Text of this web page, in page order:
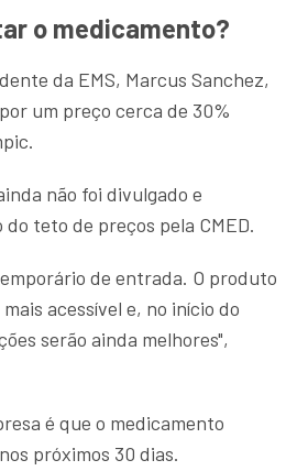
o medicamento?
da EMS, Marcus Sanchez,
um preço cerca de 30%
não foi divulgado e
teto de preços pela CMED.
de entrada. O produto
acessível e, no início do
serão ainda melhores",
é que o medicamento
próximos 30 dias.